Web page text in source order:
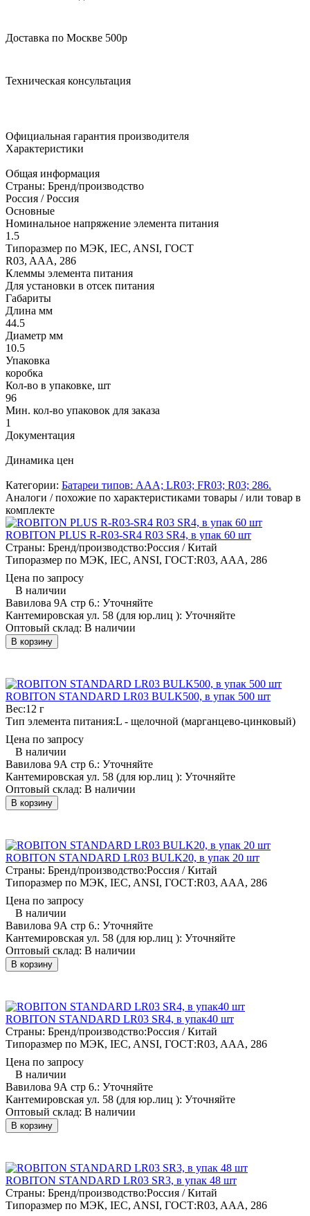
Доставка по Москве 500р
Техническая консультация
Официальная гарантия производителя
Характеристики
Общая информация
Страны: Бренд/производство
Россия / Россия
Основные
Номинальное напряжение элемента питания
1.5
Типоразмер по МЭК, IEC, ANSI, ГОСТ
R03, AAA, 286
Клеммы элемента питания
Для установки в отсек питания
Габариты
Длина мм
44.5
Диаметр мм
10.5
Упаковка
коробка
Кол-во в упаковке, шт
96
Мин. кол-во упаковок для заказа
1
Документация
Динамика цен
Категории: Батареи типов: AAA; LR03; FR03; R03; 286.
Аналоги / похожие по характеристиками товары / или товар в
комплекте
ROBITON PLUS R-R03-SR4 R03 SR4, в упак 60 шт
Страны: Бренд/производство:Россия / Китай
Типоразмер по МЭК, IEC, ANSI, ГОСТ:R03, AAA, 286
Цена по запросу
В наличии
Вавилова 9А стр 6.: Уточняйте
Кантемировская ул. 58 (для юр.лиц ): Уточняйте
Оптовый склад: В наличии
В корзину
ROBITON STANDARD LR03 BULK500, в упак 500 шт
Вес:12 г
Тип элемента питания:L - щелочной (марганцево-цинковый)
Цена по запросу
В наличии
Вавилова 9А стр 6.: Уточняйте
Кантемировская ул. 58 (для юр.лиц ): Уточняйте
Оптовый склад: В наличии
В корзину
ROBITON STANDARD LR03 BULK20, в упак 20 шт
Страны: Бренд/производство:Россия / Китай
Типоразмер по МЭК, IEC, ANSI, ГОСТ:R03, AAA, 286
Цена по запросу
В наличии
Вавилова 9А стр 6.: Уточняйте
Кантемировская ул. 58 (для юр.лиц ): Уточняйте
Оптовый склад: В наличии
В корзину
ROBITON STANDARD LR03 SR4, в упак40 шт
Страны: Бренд/производство:Россия / Китай
Типоразмер по МЭК, IEC, ANSI, ГОСТ:R03, AAA, 286
Цена по запросу
В наличии
Вавилова 9А стр 6.: Уточняйте
Кантемировская ул. 58 (для юр.лиц ): Уточняйте
Оптовый склад: В наличии
В корзину
ROBITON STANDARD LR03 SR3, в упак 48 шт
Страны: Бренд/производство:Россия / Китай
Типоразмер по МЭК, IEC, ANSI, ГОСТ:R03, AAA, 286